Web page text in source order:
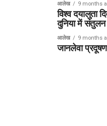
आलेख 9 months
विश्व दयालुता
दुनिया में
आलेख 9 months
जानलेवा